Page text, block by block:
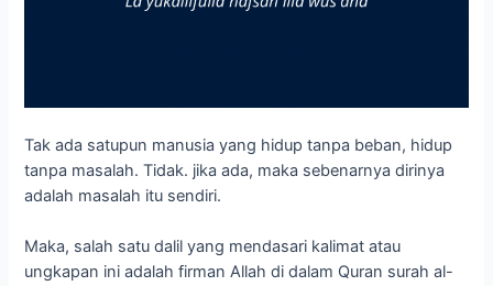
Tak ada satupun manusia yang hidup tanpa beban, hidup
tanpa masalah. Tidak. jika ada, maka sebenarnya dirinya
adalah masalah itu sendiri.
Maka, salah satu dalil yang mendasari kalimat atau
ungkapan ini adalah firman Allah di dalam Quran surah al-